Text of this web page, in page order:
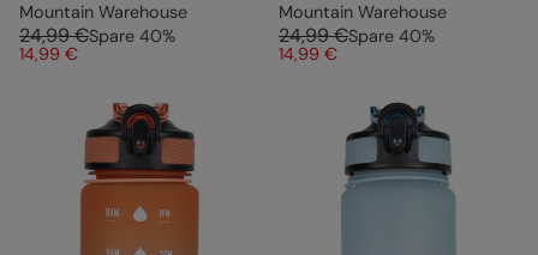
Mountain Warehouse
24,99 €Spare 40%
14,99 €
Mountain Warehouse
24,99 €Spare 40%
14,99 €